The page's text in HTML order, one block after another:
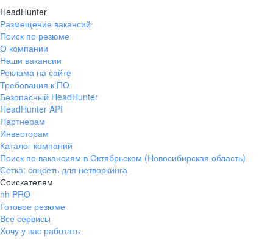
HeadHunter
Размещение вакансий
Поиск по резюме
О компании
Наши вакансии
Реклама на сайте
Требования к ПО
Безопасный HeadHunter
HeadHunter API
Партнерам
Инвесторам
Каталог компаний
Поиск по вакансиям в Октябрьском (Новосибирская область)
Сетка: соцсеть для нетворкинга
Соискателям
hh PRO
Готовое резюме
Все сервисы
Хочу у вас работать